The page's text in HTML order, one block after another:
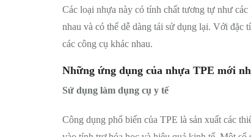
Các loại nhựa này có tính chất tương tự như
nhau và có thể dễ dàng tái sử dụng lại. Với
các công cụ khác nhau.
Những ứng dụng của nhựa TPE mới
Sử dụng làm dụng cụ y tế
Công dụng phổ biến của TPE là sản xuất các